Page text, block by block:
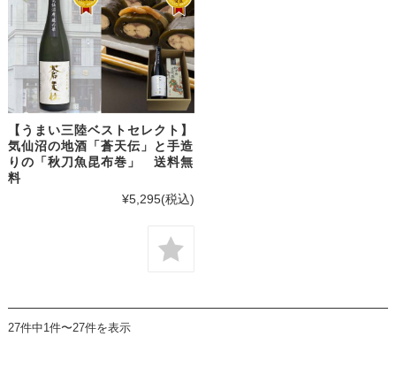
【うまい三陸ベストセレクト】
気仙沼の地酒「蒼天伝」と手造
りの「秋刀魚昆布巻」 送料無
料
¥5,295(税込)
27件中1件〜27件を表示